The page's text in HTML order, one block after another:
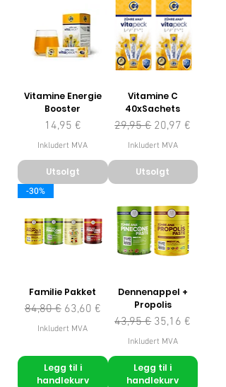
Vitamine Energie
Booster
Pris
14,95 €
Inkludert MVA
Utsolgt
Vitamine C
40xSachets
Vanlig pris
29,95 € Salgspris
20,97 €
Inkludert MVA
Utsolgt
-30%
Familie Pakket
Vanlig pris
84,80 € Salgspris
63,60 €
Inkludert MVA
Legg til i
handlekurv
Dennenappel +
Propolis
Vanlig pris
43,95 € Salgspris
35,16 €
Inkludert MVA
Legg til i
handlekurv